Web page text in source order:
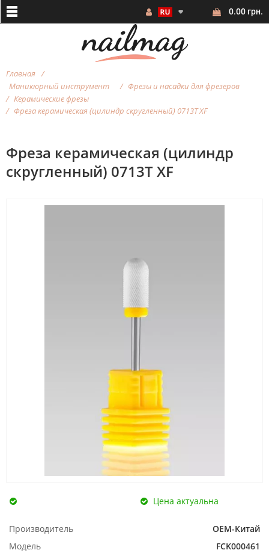
0.00 грн.
Главная
Маникюрный инструмент
Фрезы и насадки для фрезеров
Керамические фрезы
Фреза керамическая (цилиндр скругленный) 0713T ХF
Фреза керамическая (цилиндр
скругленный) 0713T ХF
Цена актуальна
Производитель
ОЕМ-Китай
Модель
FCK000461